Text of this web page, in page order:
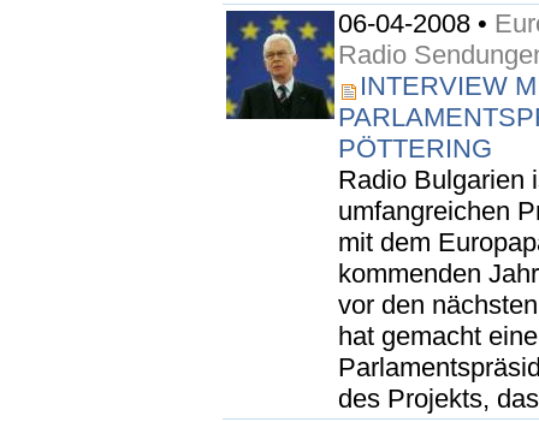
06-04-2008 •
Radio
INTERVIEW
PÖTTERING
Radio Bulgarien
umfangreichen
mit dem
kommenden
vor den
hat gemacht
des Projekts,